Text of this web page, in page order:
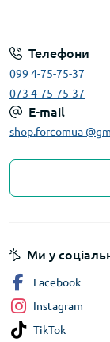
Телефони
099 4-75-75-37
073 4-75-75-37
E-mail
shop.forcomua
Ми у
Facebook
Instagram
TikTok